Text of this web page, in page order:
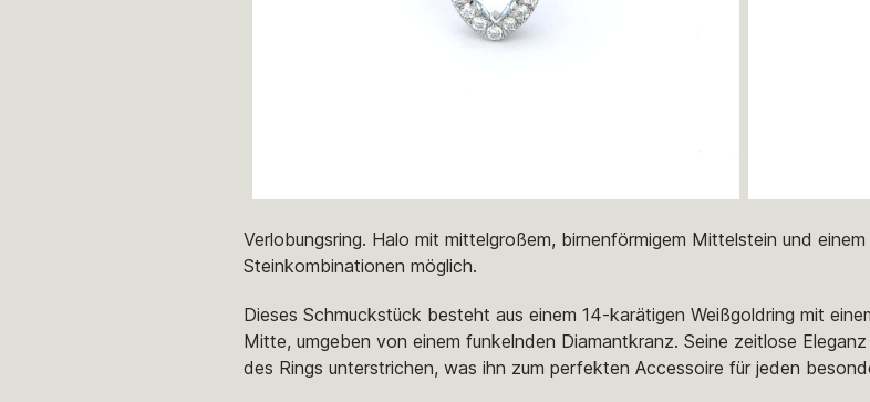
Verlobungsring. Halo mit mittelgroßem, birnenförmigem Mittelstein und
Steinkombinationen möglich.
Dieses Schmuckstück besteht aus einem 14-karätigen Weißgoldring mit
Mitte, umgeben von einem funkelnden Diamantkranz. Seine zeitlose
des Rings unterstrichen, was ihn zum perfekten Accessoire für jeden